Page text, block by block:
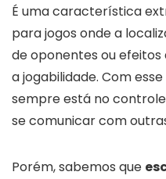
É uma característica
para jogos onde a
de oponentes ou
a jogabilidade. Com
sempre está no
se comunicar com
Porém, sabemos que